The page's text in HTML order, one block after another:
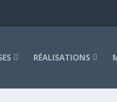
RÉALISATIONS